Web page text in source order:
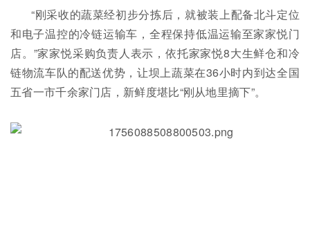
“刚采收的蔬菜经初步分拣后，就被装上配备北斗定位
和电子温控的冷链运输车，全程保持低温运输至家家悦门
店。”家家悦采购负责人表示，依托家家悦8大生鲜仓和冷
链物流车队的配送优势，让坝上蔬菜在36小时内到达全国
五省一市千余家门店，新鲜度堪比“刚从地里摘下”。